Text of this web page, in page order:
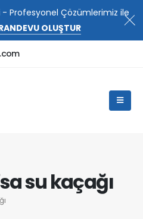
- Profesyonel Çözümlerimiz ile
OLUŞTUR
su kaçağı